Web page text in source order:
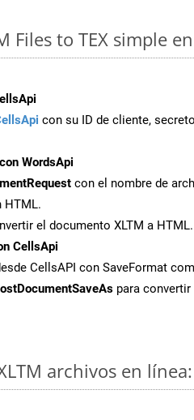
Files to TEX simple
con su ID de cliente,
WordsApi
con el nombre de
HTML.
el documento XLTM a HTML.
CellsApi
CellsAPI con SaveFormat
para
archivos en